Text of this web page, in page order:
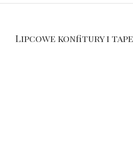
Lipcowe konfitury i